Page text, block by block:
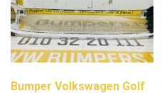
Bumper Volkswagen Golf